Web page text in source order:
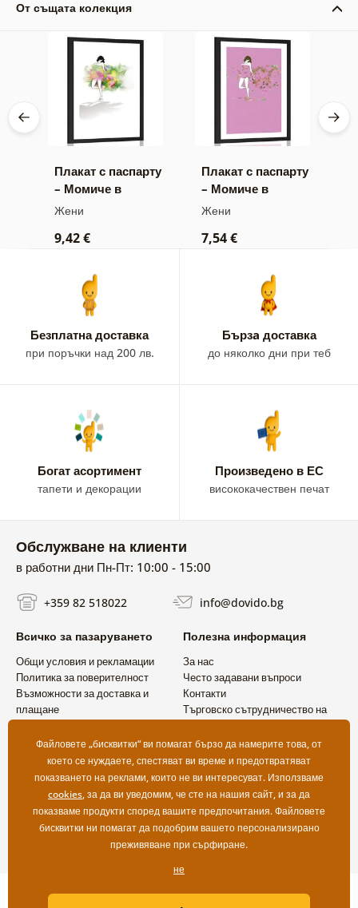
От същата колекция
Плакат с паспарту
– Момиче в
приказни рокли
Жени
9,42 €
Плакат с паспарту
– Момиче в
обятията на
Жени
7,54 €
Безплатна доставка
при поръчки над 200 лв.
Бързa доставка
до няколко дни при теб
Богат асортимент
тапети и декорации
Произведено в ЕС
висококачествен печат
Обслужване на клиенти
в работни дни Пн-Пт: 10:00 - 15:00
+359 82 518022 info@dovido.bg
Всичко за пазаруването
Общи условия и рекламации
Политика за поверителност
Възможности за доставка и
плащане
Полезна информация
За нас
Често задавани въпроси
Контакти
Търговско сътрудничество на
Copyright ©2019 © Dovido.bg.
Файловете „бисквитки“ ви помагат бързо да намерите това, от
което се нуждаете, спестяват ви време и предотвратяват
показването на реклами, които не ви интересуват. Използваме
cookies, за да ви уведомим, че сте на нашия сайт, и за да
показваме продукти според вашите предпочитания. Файловете
бисквитки ни помагат да подобрим вашето персонализирано
преживяване при сърфиране.
не